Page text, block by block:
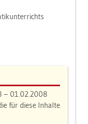
– 01.02.2008
für diese In­hal­te